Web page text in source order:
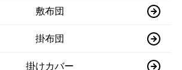
敷布団
掛布団
掛けカバー